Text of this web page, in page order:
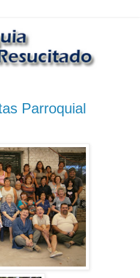
Parroquial